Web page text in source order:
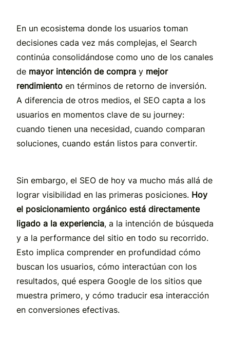
En un ecosistema donde los usuarios toman
decisiones cada vez más complejas, el Search
continúa consolidándose como uno de los canales
de mayor intención de compra y mejor
rendimiento en términos de retorno de inversión.
A diferencia de otros medios, el SEO capta a los
usuarios en momentos clave de su journey:
cuando tienen una necesidad, cuando comparan
soluciones, cuando están listos para convertir.
Sin embargo, el SEO de hoy va mucho más allá de
lograr visibilidad en las primeras posiciones. Hoy
el posicionamiento orgánico está directamente
ligado a la experiencia, a la intención de búsqueda
y a la performance del sitio en todo su recorrido.
Esto implica comprender en profundidad cómo
buscan los usuarios, cómo interactúan con los
resultados, qué espera Google de los sitios que
muestra primero, y cómo traducir esa interacción
en conversiones efectivas.